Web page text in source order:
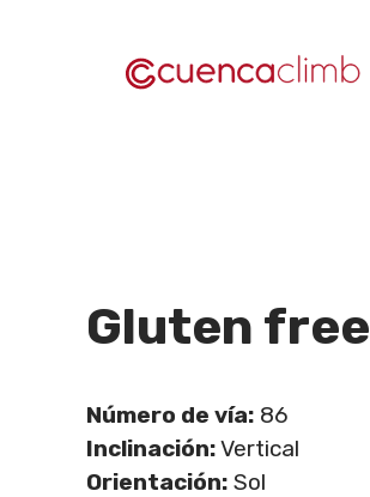
Gluten free
Número de vía: 86
Inclinación:Vertical
Orientación: Sol